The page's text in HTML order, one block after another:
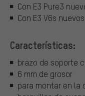
Con E3 Pure3
Con E3 V6s nuevos
Características:
brazo de soporte
6 mm de grosor
para montar en la